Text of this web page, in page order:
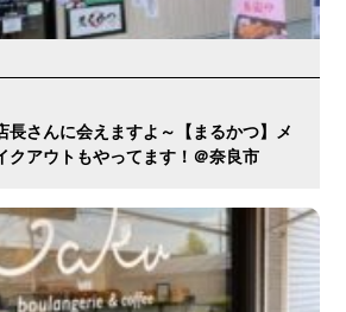
長さんに会えますよ～【まるかつ】メ
クアウトもやってます！＠奈良市